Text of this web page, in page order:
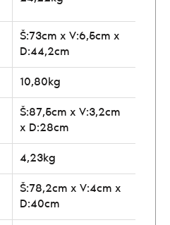
Š:73cm x V:6,5cm x
D:44,2cm
10,80kg
Š:87,5cm x V:3,2cm
x D:28cm
4,23kg
Š:78,2cm x V:4cm x
D:40cm